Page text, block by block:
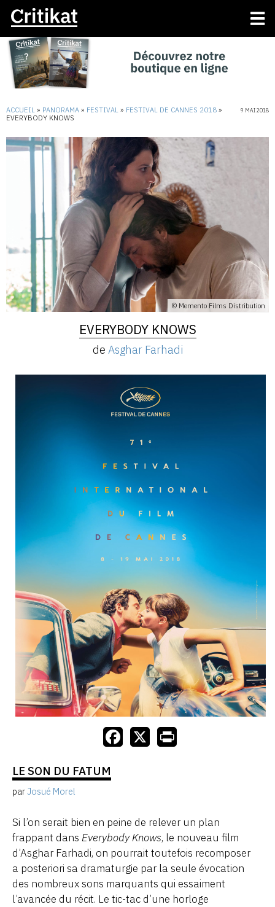
ACCUEIL » PANORAMA » FESTIVAL » FESTIVAL DE CANNES 2018 »
EVERYBODY KNOWS
9 MAI 2018
© Memento Films Distribution
EVERYBODY KNOWS
de Asghar Farhadi
LE SON DU FATUM
parJosué Morel
Si l’on serait bien en peine de relever un plan
frappant dans Everybody Knows, le nouveau film
d’Asghar Farhadi, on pourrait toutefois recomposer
a posteriori sa dramaturgie par la seule évocation
des nombreux sons marquants qui essaiment
l’avancée du récit. Le tic-tac d’une horloge